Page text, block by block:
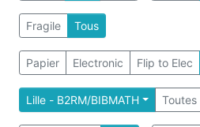
Fragile Tous
Papier Electronic Flip to Elec
Lille - B2RM/BIBMATH Toutes